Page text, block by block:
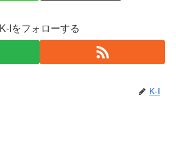
K-Iをフォローする
K-I